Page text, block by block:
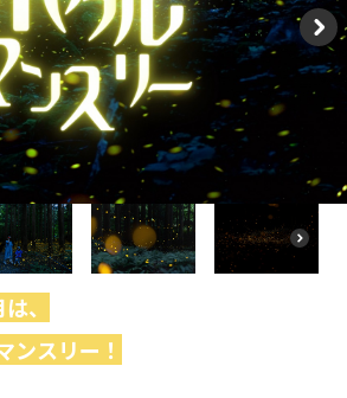
N
e
N
e
、
ンスリー！